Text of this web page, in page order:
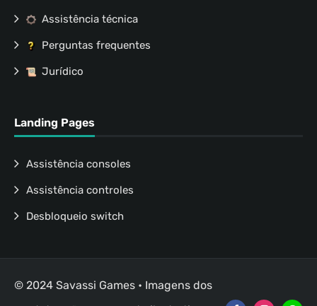
Assistência técnica
Perguntas frequentes
Jurídico
Landing Pages
Assistência consoles
Assistência controles
Desbloqueio switch
© 2024 Savassi Games • Imagens dos